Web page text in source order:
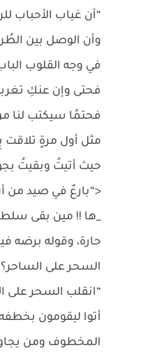
“أن غياب الأحباب
وأن الوصل بين
في وجه القلوب
فحتى وإن عنكِ
فحتمًا سيكتب لنا
مثل أول مرةٍ تلاقت
حيث أتيتُ وبقيتُ
<“بارعٌ في صيد من
_ها !! مين بقى
حارة، وقوله برضه
السحر على
“انقلب السحر على
أتوا ليقومون
المخطوف ومن